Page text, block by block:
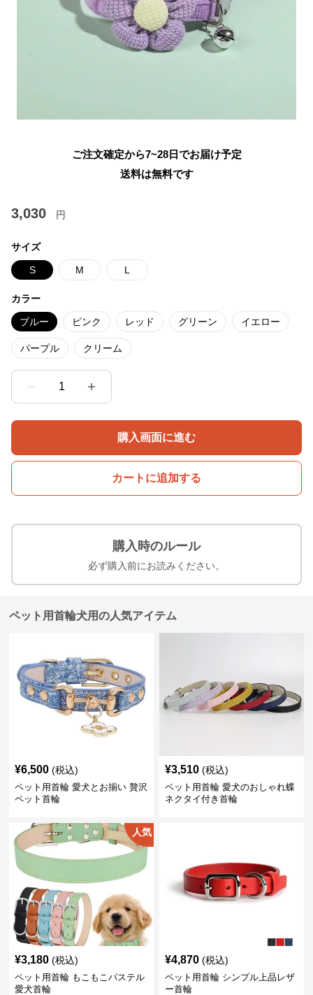
ご注文確定から7~28日でお届け予定
送料は無料です
3,030 円
サイズ
S M L
カラー
ブルー ピンク レッド グリーン イエロー
パープル クリーム
1
購入画面に進む
カートに追加する
購入時のルール
必ず購入前にお読みください。
ペット用首輪犬用の人気アイテム
¥6,500 (税込)
ペット用首輪 愛犬とお揃い 贅沢
ペット首輪
¥3,510 (税込)
ペット用首輪 愛犬のおしゃれ蝶
ネクタイ付き首輪
人気
¥3,180 (税込)
ペット用首輪 もこもこパステル
愛犬首輪
¥4,870 (税込)
ペット用首輪 シンプル上品レザ
ー首輪